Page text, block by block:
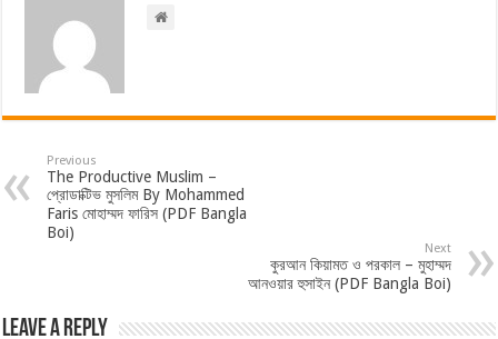
Previous
The Productive Muslim –
প্রোডাক্টিভ মুসলিম By Mohammed
Faris মোহাম্মদ ফারিস (PDF Bangla
Boi)
Next
কুরআন কিয়ামত ও পরকাল – মুহাম্মদ
আনওয়ার হুসাইন (PDF Bangla Boi)
Leave a Reply